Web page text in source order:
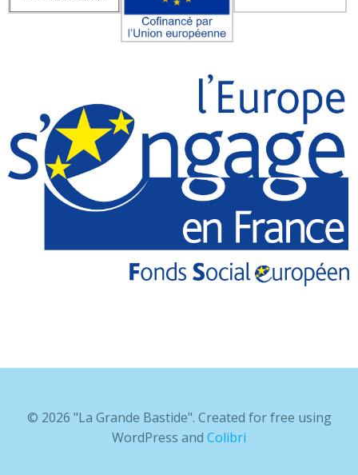
© 2026 "La Grande Bastide". Created for free using
WordPress and Colibri